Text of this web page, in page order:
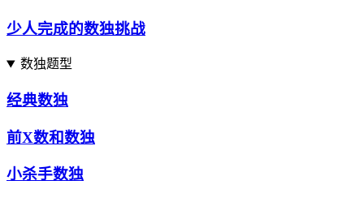
少人完成的数独挑战
数独题型
经典数独
前X数和数独
小杀手数独